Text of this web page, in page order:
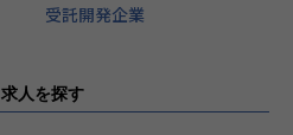
受託開発企業
人を探す